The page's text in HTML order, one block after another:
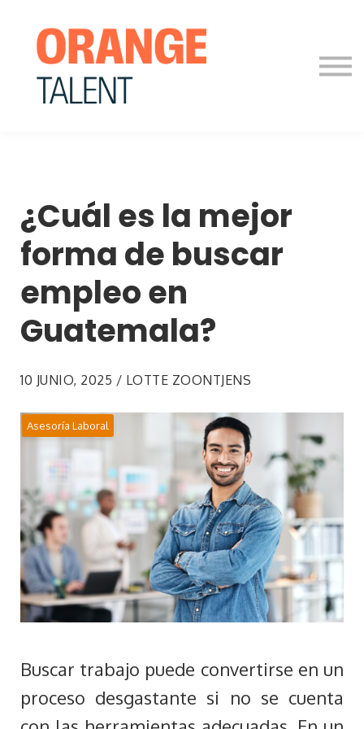
Blog
Contáctanos
¿Cuál es la mejor
forma de buscar
empleo en
Guatemala?
10 JUNIO, 2025 / LOTTE ZOONTJENS
Asesoría Laboral
Buscar trabajo puede convertirse en un
proceso desgastante si no se cuenta